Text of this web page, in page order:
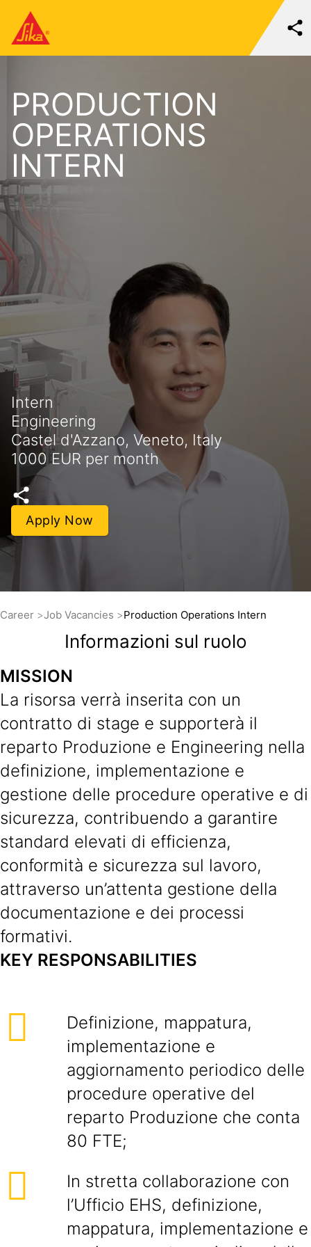
PRODUCTION
OPERATIONS
INTERN
Intern
Engineering
Castel d'Azzano, Veneto, Italy
1000 EUR per month
Apply Now
Career Job Vacancies Production Operations Intern
Informazioni sul ruolo
MISSION
La risorsa verrà inserita con un
contratto di stage e supporterà il
reparto Produzione e Engineering nella
definizione, implementazione e
gestione delle procedure operative e di
sicurezza, contribuendo a garantire
standard elevati di efficienza,
conformità e sicurezza sul lavoro,
attraverso un’attenta gestione della
documentazione e dei processi
formativi.
KEY RESPONSABILITIES
Definizione, mappatura,
implementazione e
aggiornamento periodico delle
procedure operative del
reparto Produzione che conta
80 FTE;
In stretta collaborazione con
l’Ufficio EHS, definizione,
mappatura, implementazione e